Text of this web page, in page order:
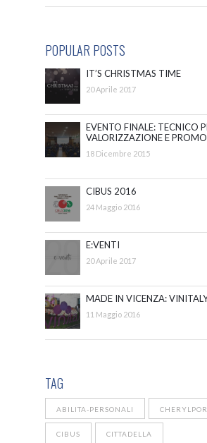
POPULAR POSTS
IT’S CHRISTMAS TIME
20 Aprile 2017
EVENTO FINALE: TECNICO
VALORIZZAZIONE E
BENI E DELLE ATTIVITÀ
18 Dicembre 2015
CIBUS 2016
24 Maggio 2016
E:VENTI
20 Aprile 2017
MADE IN VICENZA:
11 Maggio 2016
TAG
ABILITA-PERSONALI
CIBUS CITTADELLA